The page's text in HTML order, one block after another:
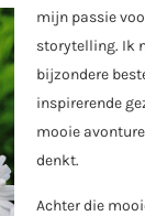
mijn passie
storytelling. Ik
bijzondere
inspirerende
mooie
denkt.
Achter die